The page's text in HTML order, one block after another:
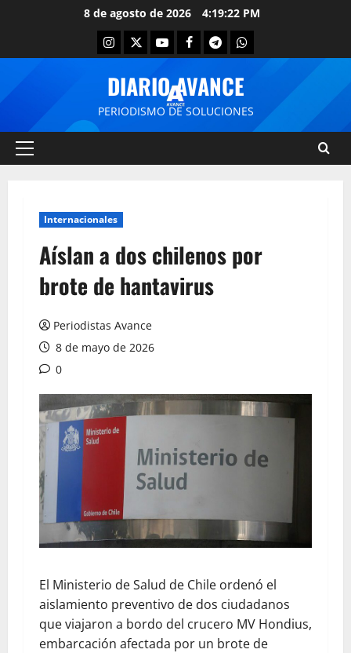
8 de agosto de 2026 4:19:22 PM
DIARIO AVANCE
PERIODISMO DE SOLUCIONES
Internacionales
Aíslan a dos chilenos por
brote de hantavirus
Periodistas Avance
8 de mayo de 2026
0
El Ministerio de Salud de Chile ordenó el
aislamiento preventivo de dos ciudadanos
que viajaron a bordo del crucero MV Hondius,
embarcación afectada por un brote de